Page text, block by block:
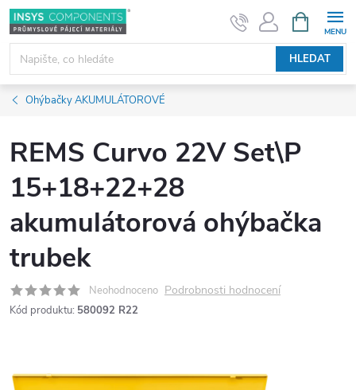
Přejít
na
obsah
HLEDAT
NÁKUPNÍ
KOŠÍK
Ohýbačky AKUMULÁTOROVÉ
REMS Curvo 22V Set\P
15+18+22+28
akumulátorová ohýbačka
trubek
Neohodnoceno Podrobnosti hodnocení
Kód produktu: 580092 R22